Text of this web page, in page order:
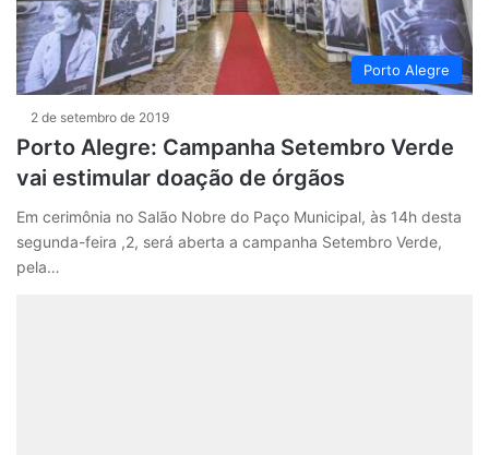
Porto Alegre
2 de setembro de 2019
Porto Alegre: Campanha Setembro Verde
vai estimular doação de órgãos
Em cerimônia no Salão Nobre do Paço Municipal, às 14h desta
segunda-feira ,2, será aberta a campanha Setembro Verde,
pela…